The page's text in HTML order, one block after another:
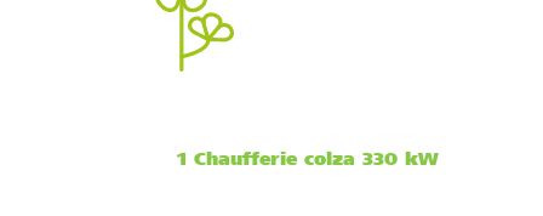
1 Chaufferie colza 330 kW